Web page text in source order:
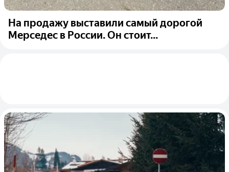
На продажу выставили самый дорогой
Мерседес в России. Он стоит...